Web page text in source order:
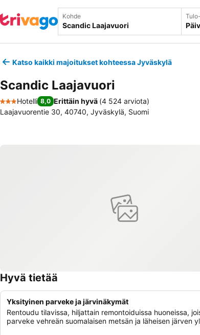
Kohde
Katso kaikki majoitukset kohteessa Jyväskylä
Scandic Laajavuori
3 Tähtiluokitus
Hotelli 8,0 Erittäin hyvä (4 524 arviota)
Laajavuorentie 30, 40740, Jyväskylä, Suomi
Hyvä tietää
Yksityinen parveke ja järvinäkymät
Rentoudu tilavissa, hiljattain remontoiduissa huoneissa,
parveke vehreän suomalaisen metsän ja läheisen järven